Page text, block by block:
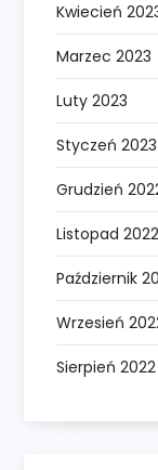
Kwiecień
Marzec 2023
Luty 2023
Styczeń 2023
Grudzień
Listopad 2022
Październik
Wrzesień
Sierpień 2022